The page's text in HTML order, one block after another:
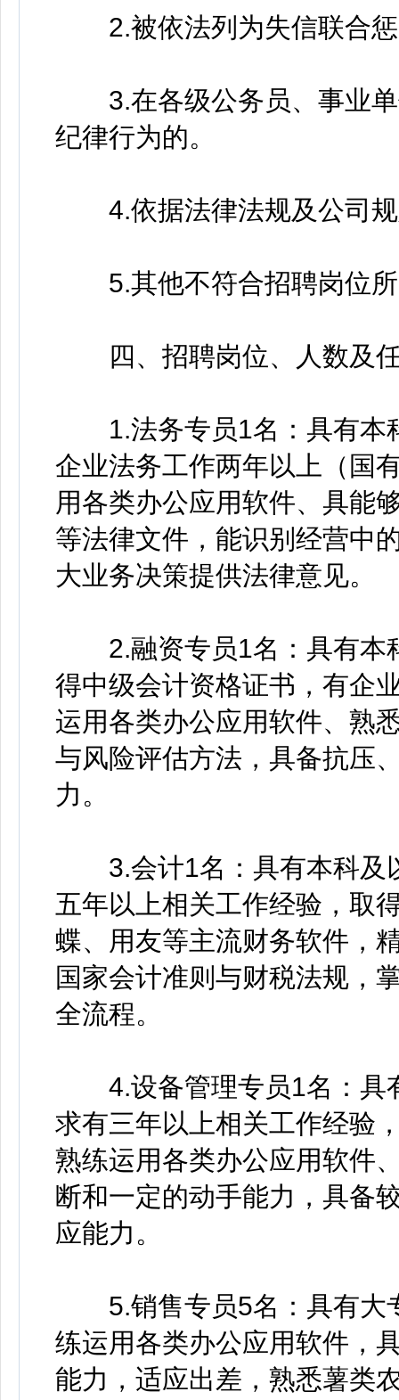
2.被依法列为失信联合惩
3.在各级公务员、事业单
纪律行为的。
4.依据法律法规及公司规
5.其他不符合招聘岗位所
四、招聘岗位、人数及
1.法务专员1名：具有本
企业法务工作两年以上（国
用各类办公应用软件、具能
等法律文件，能识别经营中
大业务决策提供法律意见。
2.融资专员1名：具有本
得中级会计资格证书，有企
运用各类办公应用软件、熟
与风险评估方法，具备抗压
力。
3.会计1名：具有本科及
五年以上相关工作经验，取
蝶、用友等主流财务软件，
国家会计准则与财税法规，
全流程。
4.设备管理专员1名：具
求有三年以上相关工作经验
熟练运用各类办公应用软件
断和一定的动手能力，具备
应能力。
5.销售专员5名：具有大
练运用各类办公应用软件，
能力，适应出差，熟悉薯类